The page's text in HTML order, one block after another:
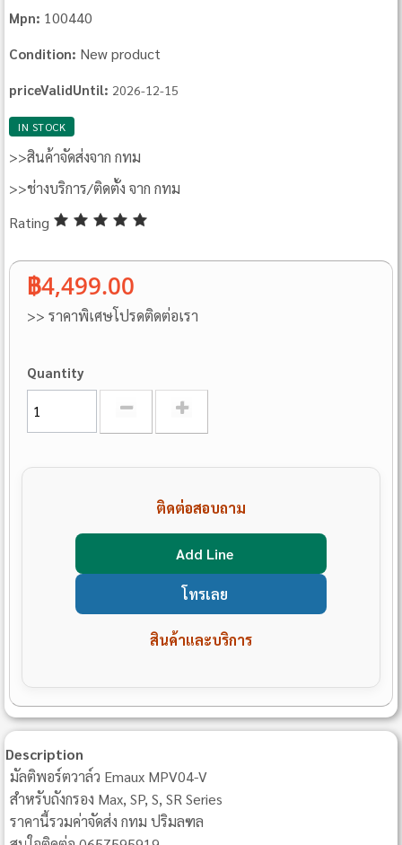
Mpn: 100440
Condition: New product
priceValidUntil: 2026-12-15
IN STOCK
>>สินค้าจัดส่งจาก กทม
>>ช่างบริการ/ติดตั้ง จาก กทม
Rating
฿4,499.00
>> ราคาพิเศษโปรดติดต่อเรา
Quantity
ติดต่อสอบถาม
Add Line
โทรเลย
สินค้าและบริการ
Description
มัลติพอร์ตวาล์ว Emaux MPV04-V
สำหรับถังกรอง Max, SP, S, SR Series
ราคานี้รวมค่าจัดส่ง กทม ปริมลฑล